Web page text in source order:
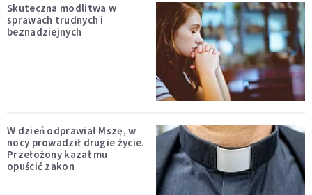
Skuteczna modlitwa w
sprawach trudnych i
beznadziejnych
W dzień odprawiał Mszę, w
nocy prowadził drugie życie.
Przełożony kazał mu
opuścić zakon